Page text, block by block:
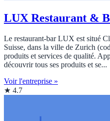
LUX Restaurant &
Le restaurant-bar LUX est situé
Suisse, dans la ville de Zurich
produits et services de qualité.
découvrir tous ses produits et se...
Voir l'entreprise »
★ 4.7